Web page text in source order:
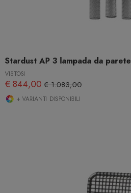
Stardust AP 3 lampada da parete
VISTOSI
€ 844,00 € 1.083,00
+ VARIANTI DISPONIBILI